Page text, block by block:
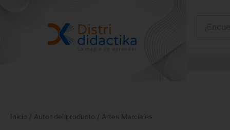
Inicio / Autor del producto / Artes Marciales